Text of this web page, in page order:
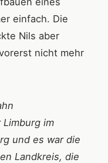
einfach. Die
Nils aber
nicht mehr
Limburg im
und es war die
Landkreis, die